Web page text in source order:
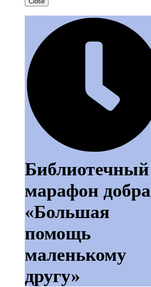
Библиотечный
марафон добра
«Большая
помощь
маленькому
другу»